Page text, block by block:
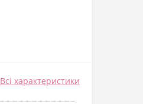
Всі характеристики